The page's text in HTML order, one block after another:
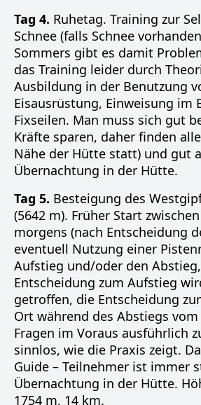
Tag 4. Ruhetag. Training zur
Schnee (falls Schnee
Sommers gibt es damit
das Training leider durch
Ausbildung in der Benutzung
Eisausrüstung, Einweisung im
Fixseilen. Man muss sich gut
Kräfte sparen, daher finden
Nähe der Hütte statt) und gut
Übernachtung in der Hütte.
Tag 5. Besteigung des
(5642 m). Früher Start
morgens (nach Entscheidung
eventuell Nutzung einer
Aufstieg und/oder den
Entscheidung zum Aufstieg
getroffen, die Entscheidung
Ort während des Abstiegs
Fragen im Voraus ausführlich
sinnlos, wie die Praxis zeigt.
Guide – Teilnehmer ist immer
Übernachtung in der Hütte.
1754 m, 14 km.